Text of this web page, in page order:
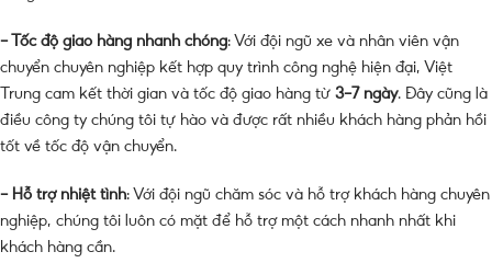
– Tốc độ giao hàng nhanh chóng: Với đội ngũ xe và nhân viên vận
chuyển chuyên nghiệp kết hợp quy trình công nghệ hiện đại, Việt
Trung cam kết thời gian và tốc độ giao hàng từ 3-7 ngày. Đây cũng là
điều công ty chúng tôi tự hào và được rất nhiều khách hàng phản hồi
tốt về tốc độ vận chuyển.
– Hỗ trợ nhiệt tình: Với đội ngũ chăm sóc và hỗ trợ khách hàng chuyên
nghiệp, chúng tôi luôn có mặt để hỗ trợ một cách nhanh nhất khi
khách hàng cần.